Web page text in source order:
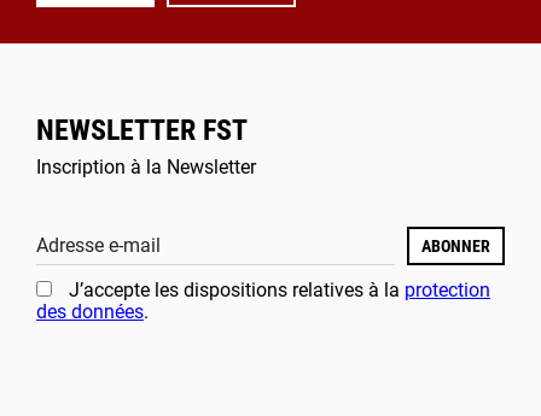
NEWSLETTER FST
Inscription à la Newsletter
Adresse e-mail ABONNER
J’accepte les dispositions relatives à la protection
des données.